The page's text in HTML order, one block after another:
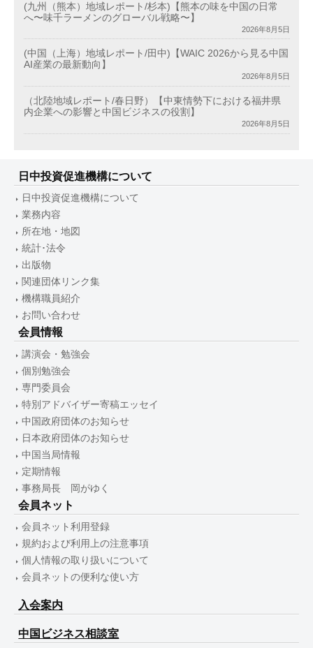
(九州（熊本）地域レポート/杉本)【熊本の味を中国の日常
へ〜味千ラーメンのグローバル戦略〜】
2026年8月5日
(中国（上海）地域レポート/田中)【WAIC 2026から見る中国
AI産業の最新動向】
2026年8月5日
（北陸地域レポート/春日野）【中東情勢下における福井県
内企業への影響と中国ビジネスの役割】
2026年8月5日
日中投資促進機構について
日中投資促進機構について
業務内容
所在地・地図
統計･法令
出版物
関連団体リンク集
機構職員紹介
お問い合わせ
会員情報
講演会・勉強会
個別勉強会
専門委員会
特別アドバイザー寄稿エッセイ
中国政府団体のお知らせ
日本政府団体のお知らせ
中国当局情報
定期情報
事務局長 岡がゆく
会員ネット
会員ネット利用登録
規約および利用上の注意事項
個人情報の取り扱いについて
会員ネットの便利な使い方
入会案内
中国ビジネス相談室